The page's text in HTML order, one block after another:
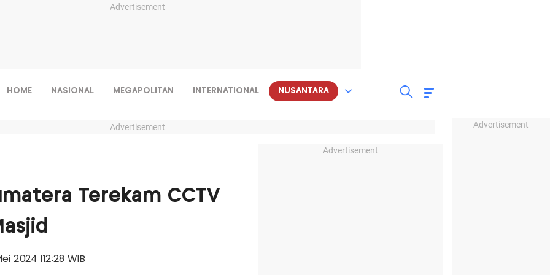
Advertisement
Advertisement
HOME NASIONAL MEGAPOLITAN INTERNATIONAL NUSANTARA
Advertisement
Terekam CCTV
2024 |12:28 WIB
Advertisement